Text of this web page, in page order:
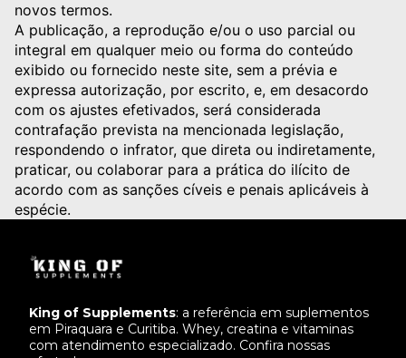
novos termos.
A publicação, a reprodução e/ou o uso parcial ou
integral em qualquer meio ou forma do conteúdo
exibido ou fornecido neste site, sem a prévia e
expressa autorização, por escrito, e, em desacordo
com os ajustes efetivados, será considerada
contrafação prevista na mencionada legislação,
respondendo o infrator, que direta ou indiretamente,
praticar, ou colaborar para a prática do ilícito de
acordo com as sanções cíveis e penais aplicáveis à
espécie.
King of Supplements: a referência em suplementos
em Piraquara e Curitiba. Whey, creatina e vitaminas
com atendimento especializado. Confira nossas